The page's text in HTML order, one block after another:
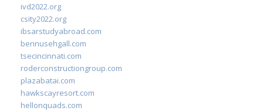
ivd2022.org
csity2022.org
ibsarstudyabroad.com
bennusehgall.com
tsecincinnati.com
roderconstructiongroup.com
plazabatai.com
hawkscayresort.com
hellonquads.com